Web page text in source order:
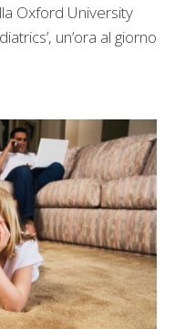
Oxford University
un’ora al giorno